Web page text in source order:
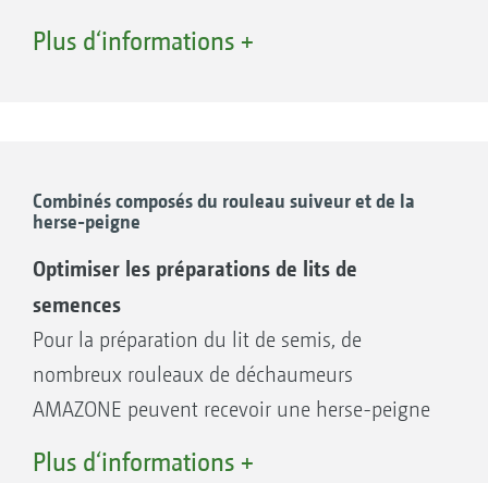
Rouleau profil en U UW 580 mm
Rouleau profil double U DUW 580 mm
Totalement exempts de maintenance avec
de roulements à billes
Plus d‘informations +
Combinés composés du rouleau suiveur et de la
herse-peigne
Optimiser les préparations de lits de
semences
Pour la préparation du lit de semis, de
nombreux rouleaux de déchaumeurs
AMAZONE peuvent recevoir une herse-peigne
supplémentaire. Les herses-peignes créent
Plus d‘informations +